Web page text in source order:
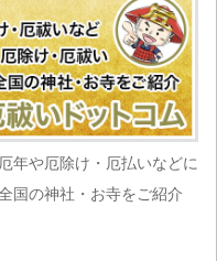
年や厄除け・厄払いなどに
国の神社・お寺をご紹介